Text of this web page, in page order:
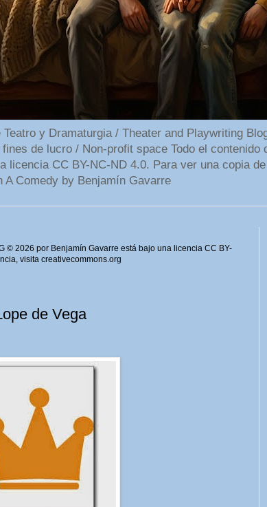
Teatro y Dramaturgia / Theater and Playwriting
de lucro / Non-profit space Todo el
licencia CC BY-NC-ND 4.0. Para ver una copia
A Comedy by Benjamín Gavarre
© 2026 por Benjamín Gavarre está bajo una licencia CC BY-
visita creativecommons.org
de Vega